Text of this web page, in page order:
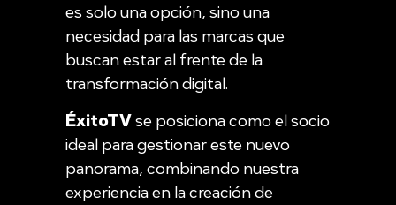
es solo una opción, sino una
necesidad para las marcas que
buscan estar al frente de la
transformación digital.
ÉxitoTVse posiciona como el socio
ideal para gestionar este nuevo
panorama, combinando nuestra
experiencia en la creación de